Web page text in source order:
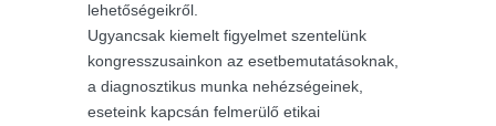
lehetőségeikről.
Ugyancsak kiemelt figyelmet szentelünk
kongresszusainkon az esetbemutatásoknak,
a diagnosztikus munka nehézségeinek,
eseteink kapcsán felmerülő etikai